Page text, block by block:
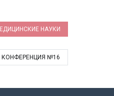
НАУКИ
КОНФЕРЕНЦИЯ №16